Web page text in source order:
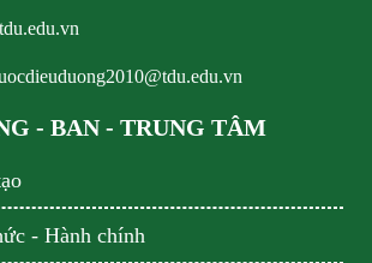
- BAN - TRUNG TÂM
- Hành chính